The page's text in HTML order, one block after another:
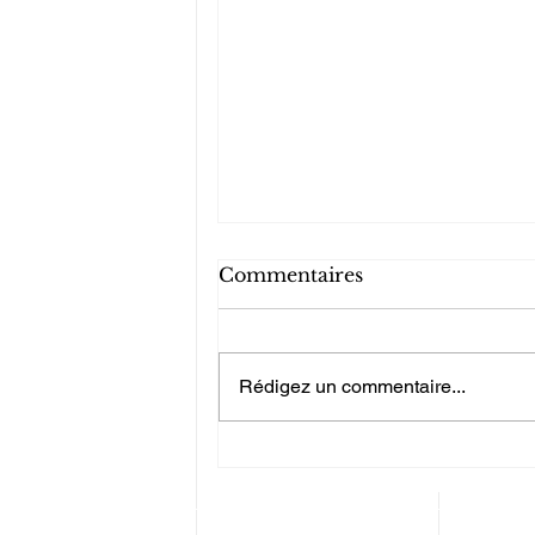
Commentaires
Rédigez un commentaire...